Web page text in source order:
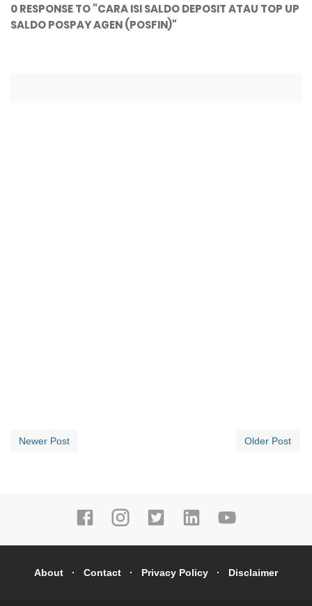
0 RESPONSE TO "CARA ISI SALDO DEPOSIT ATAU TOP UP
SALDO POSPAY AGEN (POSFIN)"
Newer Post Older Post
About Contact Privacy Policy Disclaimer